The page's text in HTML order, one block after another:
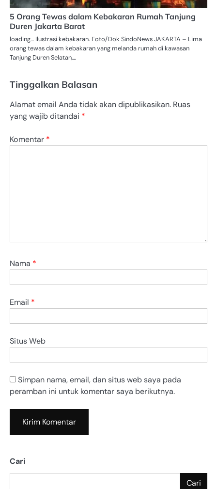
5 Orang Tewas dalam Kebakaran Rumah Tanjung
Duren Jakarta Barat
loading… Ilustrasi kebakaran. Foto/Dok SindoNews JAKARTA – Lima
orang tewas dalam kebakaran yang melanda rumah di kawasan
Tanjung Duren Selatan,…
Tinggalkan Balasan
Alamat email Anda tidak akan dipublikasikan. Ruas
yang wajib ditandai *
Komentar *
Nama *
Email *
Situs Web
Simpan nama, email, dan situs web saya pada
peramban ini untuk komentar saya berikutnya.
Cari
Cari